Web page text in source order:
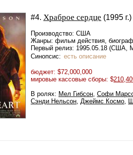
#4. Храброе сердце (1995 г.)
Производство: США
Жанры: фильм действия,
Первый релиз: 1995.05.18 (США,
Синопсис: есть описание
бюджет: $72,000,000
мировые кассовые сборы: $
В ролях: Мел Гибсон, Софи
Сэнди Нельсон, Джеймс Космо,